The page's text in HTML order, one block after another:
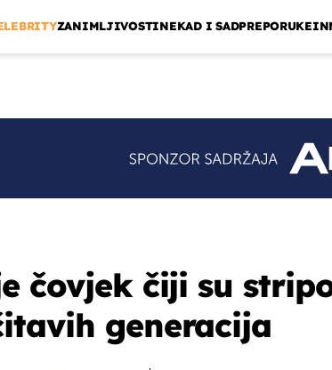
ZANIMLJIVOSTINEKAD I SADPREPORUKE
čovjek čiji su
generacija